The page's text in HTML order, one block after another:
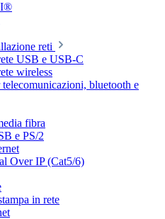
reti
USB e USB-C
wireless
bluetooth e
fibra
e PS/2
Over IP (Cat5/6)
in rete